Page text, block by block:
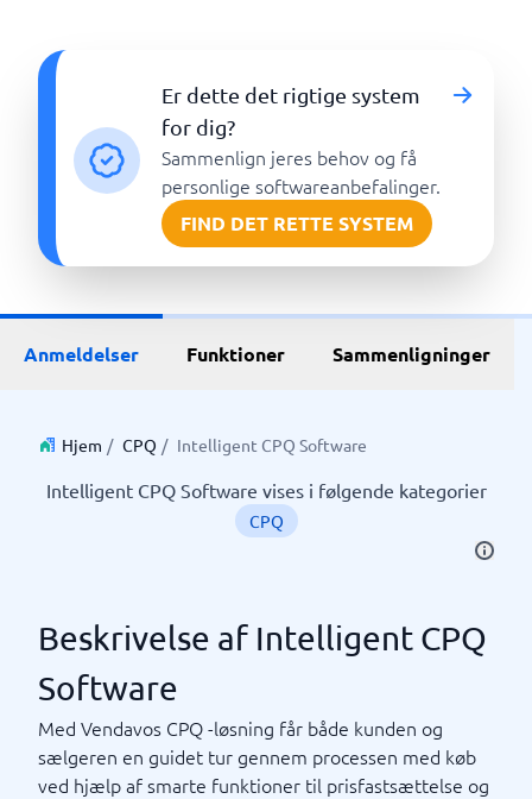
Er dette det rigtige system
for dig?
Sammenlign jeres behov og få
personlige softwareanbefalinger.
FIND DET RETTE SYSTEM
Anmeldelser Funktioner Sammenligninger
Hjem / CPQ / Intelligent CPQ Software
Intelligent CPQ Software vises i følgende kategorier
CPQ
Beskrivelse af Intelligent CPQ
Software
Med Vendavos CPQ -løsning får både kunden og
sælgeren en guidet tur gennem processen med køb
ved hjælp af smarte funktioner til prisfastsættelse og